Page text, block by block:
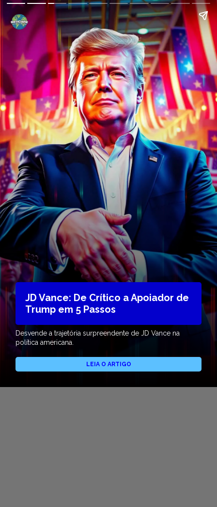
JD Vance: De Crítico a Apoiador de
Trump em 5 Passos
Desvende a trajetória surpreendente de JD Vance na
política americana.
LEIA O ARTIGO